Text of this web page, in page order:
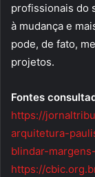
profissionais do
à mudança e
pode, de fato,
projetos.
Fontes
https://
arquitetura-
blindar-
https://